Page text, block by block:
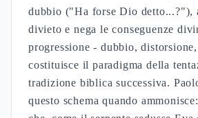
dubbio ("Ha forse Dio detto...?"),
divieto e nega le conseguenze
progressione - dubbio,
costituisce il paradigma della
tradizione biblica successiva.
questo schema quando